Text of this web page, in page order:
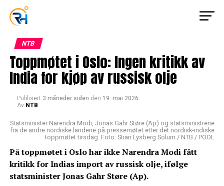
NTB
Toppmøtet i Oslo: Ingen kritikk av
India for kjøp av russisk olje
Publisert 3 måneder siden den 19. mai 2026
Av NTB
Statsminister Narendra Modi, Jonas Gahr Støre (Ap) og statsministrene
fra de andre nordiske landene på pressemøtet etter det nordisk-indiske
toppmøtet tirsdag. Foto: Stian Lysberg Solum / NTB / POOL
På toppmøtet i Oslo har ikke Narendra Modi fått
kritikk for Indias import av russisk olje, ifølge
statsminister Jonas Gahr Støre (Ap).